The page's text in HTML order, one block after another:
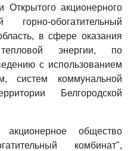
Открытого акционерного
обогатительный
в сфере оказания
энергии, по
с использованием
систем коммунальной
Белгородской
общество
комбинат",